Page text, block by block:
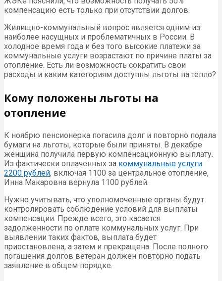
компенсацию есть только при отсутствии долгов.
Жилищно-коммунальный вопрос является одним из
наиболее насущных и проблематичных в России. В
холодное время года и без того высокие платежи за
коммунальные услуги возрастают по причине платы за
отопление. Есть ли возможность сократить свои
расходы и каким категориям доступны льготы на тепло?
Кому положены льготы на
отопление
К ноябрю пенсионерка погасила долг и повторно подала
бумаги на льготы, которые были приняты. В декабре
женщина получила первую компенсационную выплату.
Из фактически оплаченных за коммунальные услуги
2200 рублей, включая 1100 за центральное отопление,
Инна Макаровна вернула 1100 рублей.
Нужно учитывать, что уполномоченные органы будут
контролировать соблюдение условий для выплаты
компенсации. Прежде всего, это касается
задолженности по оплате коммунальных услуг. При
выявлении таких фактов, выплата будет
приостановлена, а затем и прекращена. После полного
погашения долгов ветеран должен повторно подать
заявление в общем порядке.